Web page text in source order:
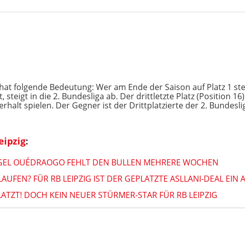
folgende Bedeutung: Wer am Ende der Saison auf Platz 1
steigt in die 2. Bundesliga ab. Der drittletzte Platz (Position
spielen. Der Gegner ist der Drittplatzierte der 2.
:
OUÉDRAOGO FEHLT DEN BULLEN MEHRERE WOCHEN
FÜR RB LEIPZIG IST DER GEPLATZTE ASLLANI-DEAL EIN
DOCH KEIN NEUER STÜRMER-STAR FÜR RB LEIPZIG